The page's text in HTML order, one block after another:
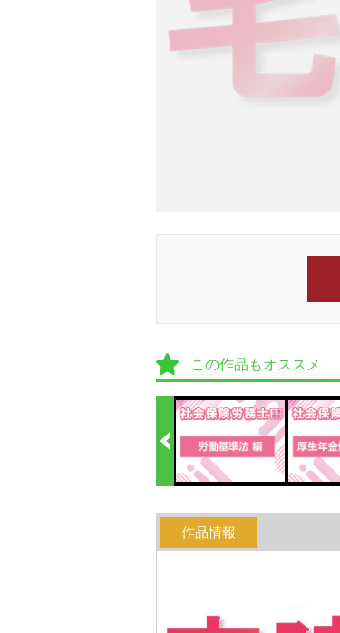
この作品もオススメ
作品情報